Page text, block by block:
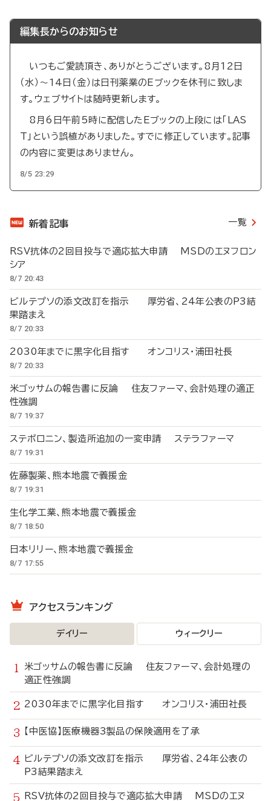
編集長からのお知らせ
いつもご愛読頂き、ありがとうございます。8月12日
（水）～14日（金）は日刊薬業のEブックを休刊に致しま
す。ウェブサイトは随時更新します。
8月6日午前5時に配信したEブックの上段には「LAS
T」という誤植がありました。すでに修正しています。記事
の内容に変更はありません。
8/5 23:29
新着記事 一覧
RSV抗体の2回目投与で適応拡大申請 MSDのエヌフロン
シア
8/7 20:43
ビルテプソの添文改訂を指示 厚労省、24年公表のP3結
果踏まえ
8/7 20:33
2030年までに黒字化目指す オンコリス・浦田社長
8/7 20:33
米ゴッサムの報告書に反論 住友ファーマ、会計処理の適正
性強調
8/7 19:37
ステボロニン、製造所追加の一変申請 ステラファーマ
8/7 19:31
佐藤製薬、熊本地震で義援金
8/7 19:31
生化学工業、熊本地震で義援金
8/7 18:50
日本リリー、熊本地震で義援金
8/7 17:55
アクセスランキング
デイリー ウィークリー
米ゴッサムの報告書に反論 住友ファーマ、会計処理の
適正性強調
2030年までに黒字化目指す オンコリス・浦田社長
【中医協】医療機器3製品の保険適用を了承
ビルテプソの添文改訂を指示 厚労省、24年公表の
P3結果踏まえ
RSV抗体の2回目投与で適応拡大申請 MSDのエヌ